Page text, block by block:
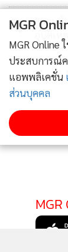
4
“ฮลุน โ
อุบัติเห
MGR
MGR Online
ประสบการณ์
แอพพลิเคชั่น
ส่วนบุคคล